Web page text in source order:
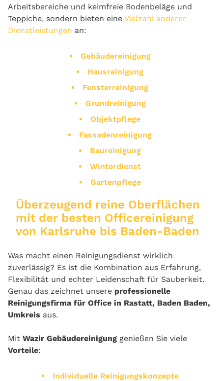
Arbeitsbereiche und keimfreie Bodenbeläge und
Teppiche, sondern bieten eine Vielzahl anderer
Dienstleistungen an:
Gebäudereinigung
Hausreinigung
Fensterreinigung
Grundreinigung
Objektpflege
Fassadenreinigung
Baureinigung
Winterdienst
Gartenpflege
Überzeugend reine Oberflächen
mit der besten Officereinigung
von Karlsruhe bis Baden-Baden
Was macht einen Reinigungsdienst wirklich
zuverlässig? Es ist die Kombination aus Erfahrung,
Flexibilität und echter Leidenschaft für Sauberkeit.
Genau das zeichnet unsere professionelle
Reinigungsfirma für Office in Rastatt, Baden Baden,
Umkreis aus.
Mit Wazir Gebäudereinigung genießen Sie viele
Vorteile:
Individuelle Reinigungskonzepte